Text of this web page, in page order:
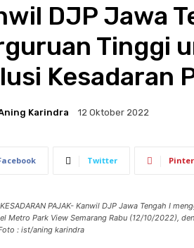
DJP Jawa
Tinggi
Kesadaran
Karindra 12 Oktober 2022
Twitter
PAJAK- Kanwil DJP Jawa Tengah I
Metro Park View Semarang Rabu (12/10/2022),
: ist/aning karindra